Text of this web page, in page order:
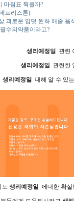
마침표 찍을까?
프리스톤)
괴로운 입덧 완화 해줄 음
수의약품이라고?
생리예정일 관련
생리예정일 관련한
생리예정일 대해 알 수 있
도 생리예정일 에대한 확실